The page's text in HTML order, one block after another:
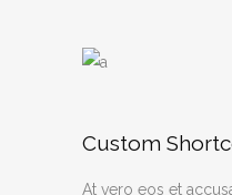
Custom
At vero eos et